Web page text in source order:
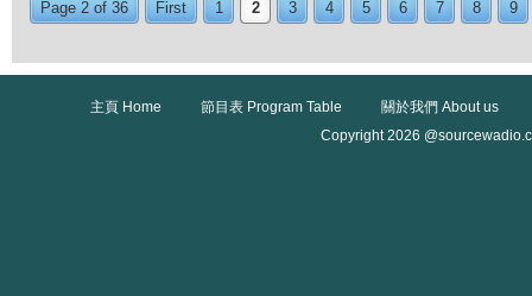
Page 2 of 36 First 1 2 3 4 5 6 7 8 9
主頁 Home 節目表 Program Table
關於我們 About us
Copyright 2026